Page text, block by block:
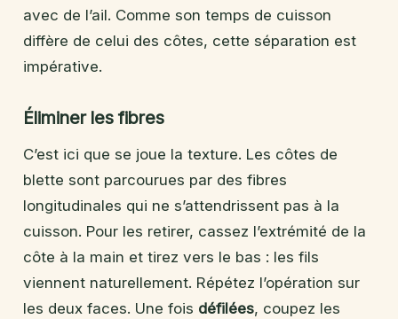
avec de l’ail. Comme son temps de cuisson
diffère de celui des côtes, cette séparation est
impérative.
Éliminer les fibres
C’est ici que se joue la texture. Les côtes de
blette sont parcourues par des fibres
longitudinales qui ne s’attendrissent pas à la
cuisson. Pour les retirer, cassez l’extrémité de la
côte à la main et tirez vers le bas : les fils
viennent naturellement. Répétez l’opération sur
les deux faces. Une fois défilées, coupez les